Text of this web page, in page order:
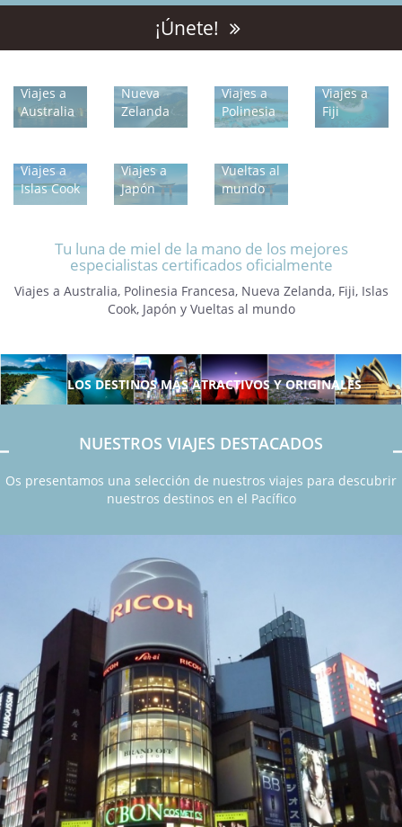
¡Únete!
Viajes a
Australia
Nueva
Zelanda
Viajes a
Polinesia
Viajes a
Fiji
Viajes a
Islas Cook
Viajes a
Japón
Vueltas al
mundo
Tu luna de miel de la mano de los mejores
especialistas certificados oficialmente
Viajes a Australia, Polinesia Francesa, Nueva Zelanda, Fiji, Islas
Cook, Japón y Vueltas al mundo
LOS DESTINOS MÁS ATRACTIVOS Y ORIGINALES
NUESTROS VIAJES DESTACADOS
Os presentamos una selección de nuestros viajes para descubrir
nuestros destinos en el Pacífico